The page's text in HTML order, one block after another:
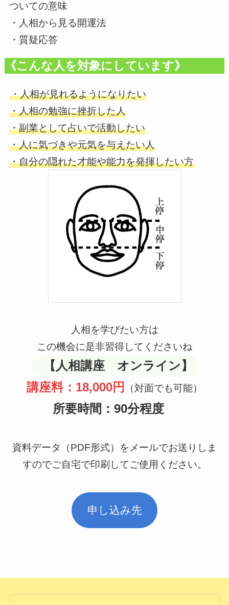
ついての意味
・人相から見る開運法
・質疑応答
《こんな人を対象にしています》
・人相が見れるようになりたい
・人相の勉強に挫折した人
・副業として占いで活動したい
・人に気づきや元気を与えたい人
・自分の隠れた才能や能力を発揮したい方
人相を学びたい方は
この機会に是非習得してくださいね
【人相講座 オンライン 】
講座料：18,000円
（対面でも可能）
所要時間：90分程度
資料データ（PDF形式）をメールでお送りしま
すのでご自宅で印刷してご使用ください。
申し込み先